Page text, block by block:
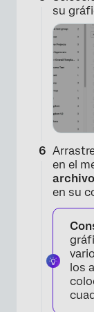
su
en el
en su
los